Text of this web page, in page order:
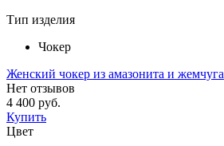
Тип изделия
Чокер
Женский чокер из амазонита и жемчуга
Нет отзывов
4 400 руб.
Купить
Цвет